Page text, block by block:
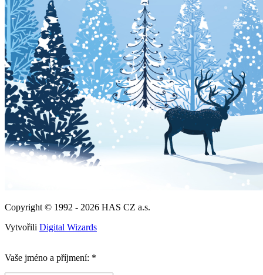
Copyright © 1992 - 2026 HAS CZ a.s.
Vytvořili Digital Wizards
Vaše jméno a příjmení: *